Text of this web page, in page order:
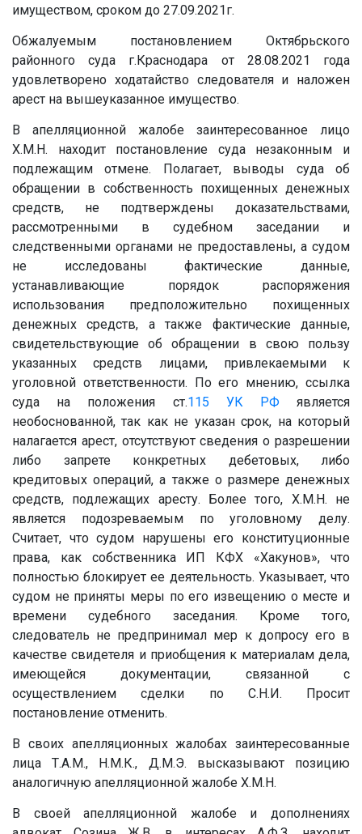
имуществом, сроком до 27.09.2021г.
Обжалуемым постановлением Октябрьского
районного суда г.Краснодара от 28.08.2021 года
удовлетворено ходатайство следователя и наложен
арест на вышеуказанное имущество.
В апелляционной жалобе заинтересованное лицо
Х.М.Н. находит постановление суда незаконным и
подлежащим отмене. Полагает, выводы суда об
обращении в собственность похищенных денежных
средств, не подтверждены доказательствами,
рассмотренными в судебном заседании и
следственными органами не предоставлены, а судом
не исследованы фактические данные,
устанавливающие порядок распоряжения
использования предположительно похищенных
денежных средств, а также фактические данные,
свидетельствующие об обращении в свою пользу
указанных средств лицами, привлекаемыми к
уголовной ответственности. По его мнению, ссылка
суда на положения ст.115 УК РФявляется
необоснованной, так как не указан срок, на который
налагается арест, отсутствуют сведения о разрешении
либо запрете конкретных дебетовых, либо
кредитовых операций, а также о размере денежных
средств, подлежащих аресту. Более того, Х.М.Н. не
является подозреваемым по уголовному делу.
Считает, что судом нарушены его конституционные
права, как собственника ИП КФХ «Хакунов», что
полностью блокирует ее деятельность. Указывает, что
судом не приняты меры по его извещению о месте и
времени судебного заседания. Кроме того,
следователь не предпринимал мер к допросу его в
качестве свидетеля и приобщения к материалам дела,
имеющейся документации, связанной с
осуществлением сделки по С.Н.И. Просит
постановление отменить.
В своих апелляционных жалобах заинтересованные
лицаТ.А.М., Н.М.К., Д.М.Э. высказывают позицию
аналогичную апелляционной жалобе Х.М.Н.
В своей апелляционной жалобе и дополнениях